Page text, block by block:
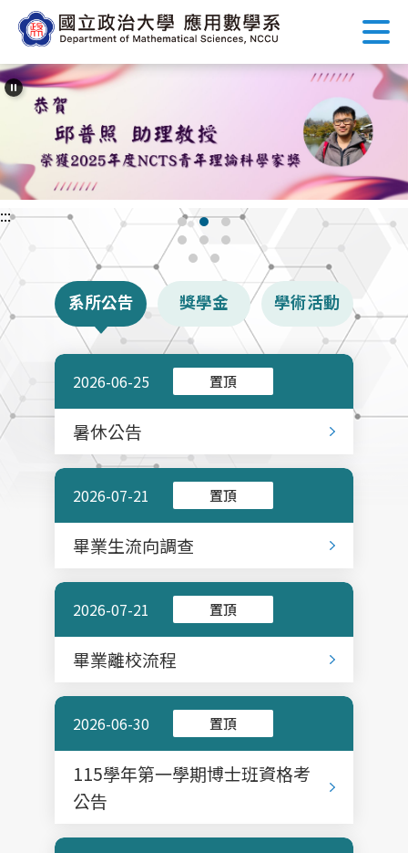
到
主
內
容
區
:::
系所公告 獎學金 學術活動
2026-06-25 置頂
暑休公告
2026-07-21 置頂
畢業生流向調查
2026-07-21 置頂
畢業離校流程
2026-06-30 置頂
115學年第一學期博士班資格考
公告